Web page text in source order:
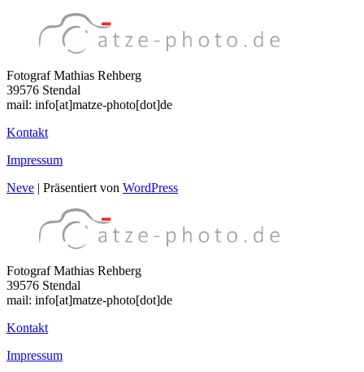
Fotograf Mathias Rehberg
39576 Stendal
mail: info[at]matze-photo[dot]de
Kontakt
Impressum
Neve | Präsentiert von WordPress
Fotograf Mathias Rehberg
39576 Stendal
mail: info[at]matze-photo[dot]de
Kontakt
Impressum